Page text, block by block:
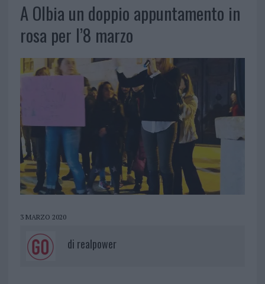
A Olbia un doppio appuntamento in
rosa per l’8 marzo
3 MARZO 2020
di realpower